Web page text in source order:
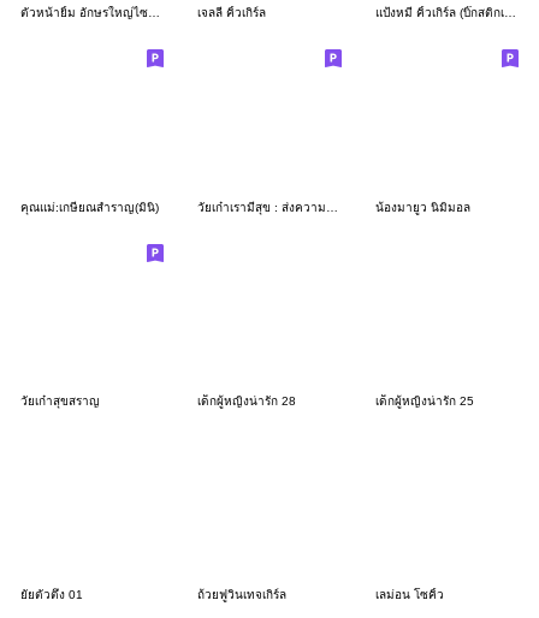
ตัวหน้ายิ้ม อักษรใหญ่ไซส์ L เจลลี่ คิ้วเกิร์ล แป้งหมี่ คิ้วเกิร์ล (บิ๊กสติกเกอร์)
คุณแม่:เกษียณสำราญ(มินิ) น้องมายูว นิมิมอล
วัยเก๋าสุขสราญ เด็กผู้หญิงน่ารัก 28 เด็กผู้หญิงน่ารัก 25
ยัยตัวตึง 01 ถ้วยฟูวินเทจเกิร์ล เลม่อน โซคิ้ว